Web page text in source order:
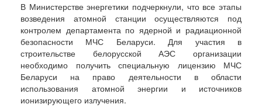
В Министерстве энергетики подчеркнули, что все этапы
возведения атомной станции осуществляются под
контролем департамента по ядерной и радиационной
безопасности МЧС Беларуси. Для участия в
строительстве белорусской АЭС организации
необходимо получить специальную лицензию МЧС
Беларуси на право деятельности в области
использования атомной энергии и источников
ионизирующего излучения.